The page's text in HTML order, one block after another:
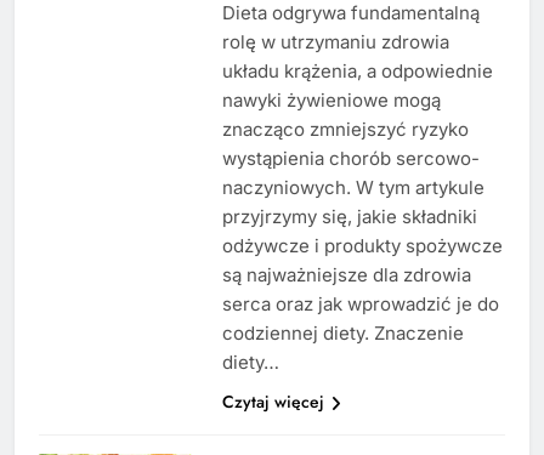
Dieta odgrywa fundamentalną
rolę w utrzymaniu zdrowia
układu krążenia, a odpowiednie
nawyki żywieniowe mogą
znacząco zmniejszyć ryzyko
wystąpienia chorób sercowo-
naczyniowych. W tym artykule
przyjrzymy się, jakie składniki
odżywcze i produkty spożywcze
są najważniejsze dla zdrowia
serca oraz jak wprowadzić je do
codziennej diety. Znaczenie
diety…
Czytaj więcej